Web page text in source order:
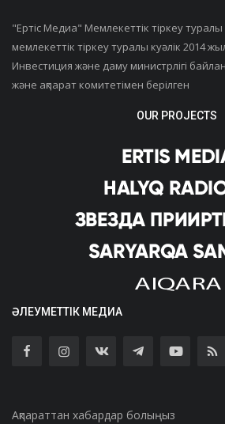
"Ертiс Медиа" Мемлекеттік тіркеу туралы
мемлекеттік тіркеу туралы куәлік 2014
Инвестиция және даму министрлігі
және ақпарат комитетімен берілген
OUR PROJECTS
ӘЛЕУМЕТТІК МЕДИА
Ақпараттан хабардар болыңыз